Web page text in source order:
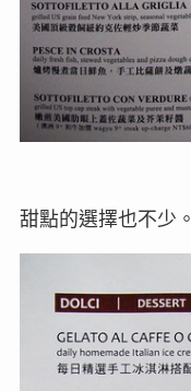
甜點的選擇也不少。